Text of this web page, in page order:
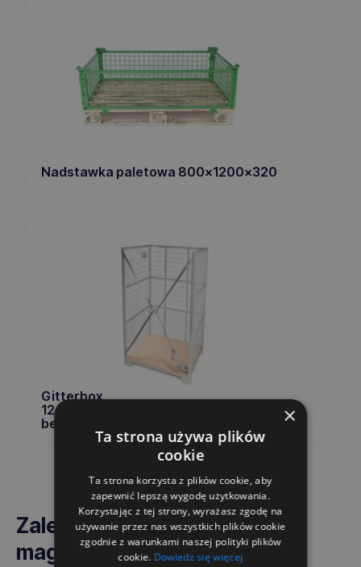
Nadstawka paletowa 800x1200x320
Gitterbox
1240x835x1800
bez siatki frontowej
Zalety pojemników do
magazynowania
×
Ta strona używa plików
cookie
Ta strona korzysta z plików cookie, aby
zapewnić lepszą wygodę użytkowania.
Korzystając z tej strony, wyrażasz zgodę na
używanie przez nas wszystkich plików cookie
zgodnie z warunkami naszej polityki plików
cookie. Dowiedz się więcej